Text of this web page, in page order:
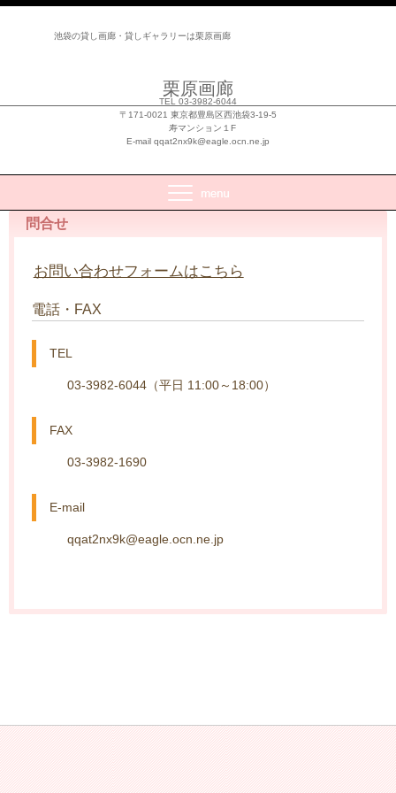
栗原画廊
池袋の貸し画廊・貸しギャラリーは栗原画廊
TEL 03-3982-6044
〒171-0021 東京都豊島区西池袋3-19-5
寿マンション１F
E-mail qqat2nx9k@eagle.ocn.ne.jp
問合せ
お問い合わせフォームはこちら
電話・FAX
TEL
03-3982-6044（平日 11:00～18:00）
FAX
03-3982-1690
E-mail
qqat2nx9k@eagle.ocn.ne.jp